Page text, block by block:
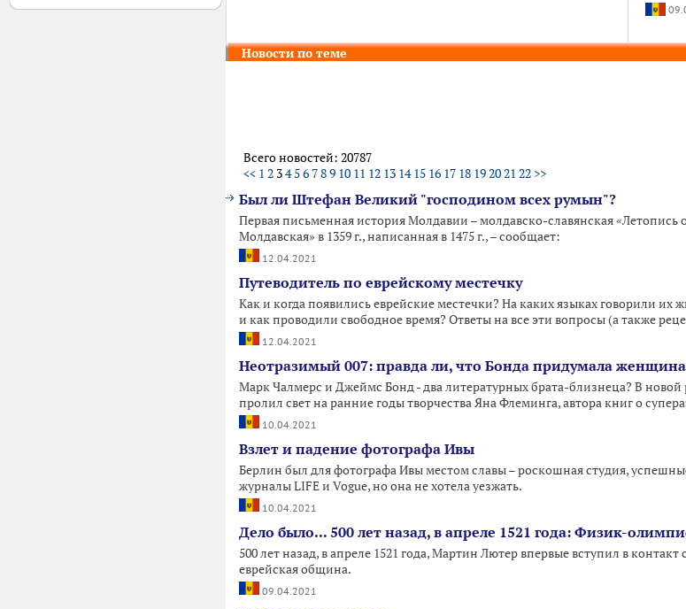
Новости по теме
Всего новостей: 20787
<< 1 2 34 56 789 10 11 12 13 14 15 16 17 18 192021 22 >>
Был ли Штефан Великий "господином всех румын"?
Первая письменная история Молдавии – молдавско-славянская
Молдавская» в 1359 г., написанная в 1475 г., – сообщает:
12.04.2021
Путеводитель по еврейскому местечку
Как и когда появились еврейские местечки? На каких языках говорили их
и как проводили свободное время? Ответы на все эти вопросы (а также
12.04.2021
Неотразимый 007: правда ли, что Бонда придумала
​Марк Чалмерс и Джеймс Бонд - два литературных брата-близнеца? В
пролил свет на ранние годы творчества Яна Флеминга, автора книг о
10.04.2021
Взлет и падение фотографа Ивы
Берлин был для фотографа Ивы местом славы – роскошная студия,
журналы LIFE и Vogue, но она не хотела уезжать.
10.04.2021
Дело было... 500 лет назад, в апреле 1521 года: Физик-
500 лет назад, в апреле 1521 года, Мартин Лютер впервые вступил в
еврейская община.
09.04.2021